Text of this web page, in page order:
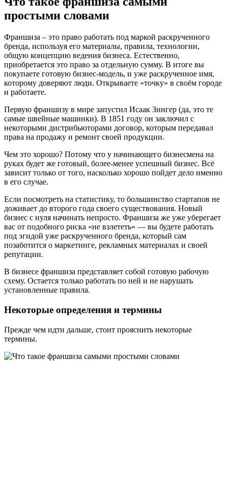
простыми словами
Франшиза – это право работать под маркой раскрученного
бренда, используя его материалы, правила, технологии,
общую концепцию ведения бизнеса. Естественно,
приобретается это право за отдельную сумму. В итоге вы
покупаете готовую бизнес-модель, и уже раскрученное имя,
которому доверяют люди. Открываете «точку» в своём городе
и работаете.
Первую франшизу в мире запустил Исаак Зингер (да, это те
самые швейные машинки). В 1851 году он заключил с
некоторыми дистрибьюторами договор, которым передавал
права на продажу и ремонт своей продукции.
Чем это хорошо? Потому что у начинающего бизнесмена на
руках будет же готовый, более-менее успешный бизнес. Всё
зависит только от того, насколько хорошо пойдет дело именно
в его случае.
Если посмотреть на статистику, то большинство стартапов не
доживает до второго года своего существования. Новый
бизнес с нуля начинать непросто. Франшиза же уже уберегает
вас от подобного риска «не взлететь» — вы будете работать
под эгидой уже раскрученного бренда, который сам
позаботится о маркетинге, рекламных материалах и своей
репутации.
В бизнесе франшиза представляет собой готовую рабочую
схему. Остается только работать по ней и не нарушать
установленные правила.
Некоторые определения и термины
Прежде чем идти дальше, стоит прояснить некоторые
термины.